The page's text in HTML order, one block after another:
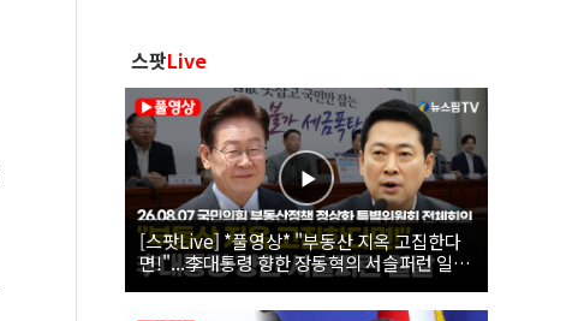
스팟Live
[스팟Live] *풀영상* "부동산 지옥 고집한다
면!"...李대통령 향한 장동혁의 서슬퍼런 일갈
| 26.08.07 국민의힘 부동산정책 정상화 특별
위원회 전체회의